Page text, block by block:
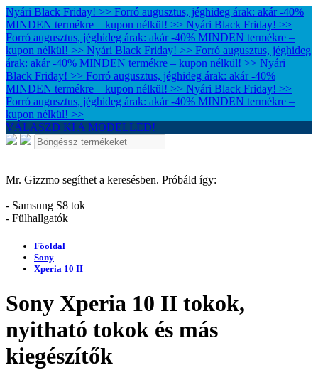
Nyári Black Friday! >> Forró augusztus, jéghideg árak: akár -40%
MINDEN termékre – kupon nélkül! >> Nyári Black Friday! >>
Forró augusztus, jéghideg árak: akár -40% MINDEN termékre –
kupon nélkül! >> Nyári Black Friday! >> Forró augusztus, jéghideg
árak: akár -40% MINDEN termékre – kupon nélkül! >> Nyári
Black Friday! >> Forró augusztus, jéghideg árak: akár -40%
MINDEN termékre – kupon nélkül! >> Nyári Black Friday! >>
Forró augusztus, jéghideg árak: akár -40% MINDEN termékre –
kupon nélkül! >>
VÁLASZD KI A MODELLED!
Mr. Gizzmo segíthet a keresésben. Próbáld így:
- Samsung S8 tok
- Fülhallgatók
Főoldal
Sony
Xperia 10 II
Sony Xperia 10 II tokok,
nyitható tokok és más
kiegészítők